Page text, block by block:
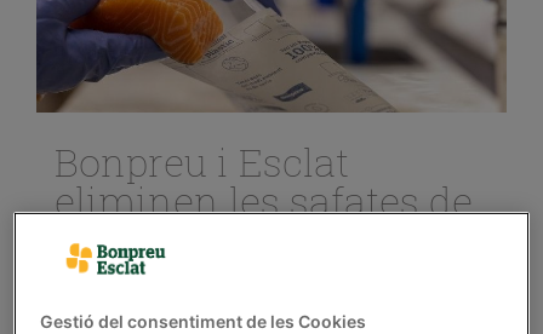
Bonpreu i Esclat
eliminen les safates de
plàstic de la secció de
peixateria
14/de desembre/2021
Gestió del consentiment de les Cookies